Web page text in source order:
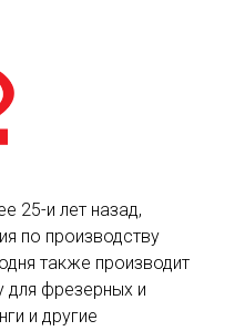
25-и лет назад,
по производству
также производит
для фрезерных и
и другие